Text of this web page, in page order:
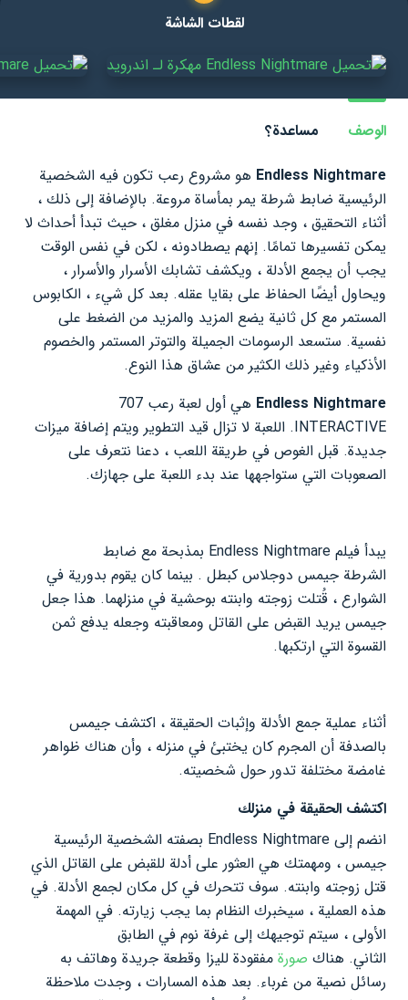
لقطات الشاشة
الوصف
مساعدة؟
Endless Nightmare هو مشروع رعب تكون فيه الشخصية
الرئيسية ضابط شرطة يمر بمأساة مروعة. بالإضافة إلى ذلك ،
أثناء التحقيق ، وجد نفسه في منزل مغلق ، حيث تبدأ أحداث لا
يمكن تفسيرها تمامًا. إنهم يصطادونه ، لكن في نفس الوقت
يجب أن يجمع الأدلة ، ويكشف تشابك الأسرار والأسرار ،
ويحاول أيضًا الحفاظ على بقايا عقله. بعد كل شيء ، الكابوس
المستمر مع كل ثانية يضع المزيد والمزيد من الضغط على
نفسية. ستسعد الرسومات الجميلة والتوتر المستمر والخصوم
الأذكياء وغير ذلك الكثير من عشاق هذا النوع.
Endless Nightmare
هي أول لعبة رعب 707
INTERACTIVE. اللعبة لا تزال قيد التطوير ويتم إضافة ميزات
جديدة. قبل الغوص في طريقة اللعب ، دعنا نتعرف على
الصعوبات التي ستواجهها عند بدء اللعبة على جهازك.
يبدأ فيلم Endless Nightmare بمذبحة مع ضابط
الشرطة جيمس دوجلاس كبطل . بينما كان يقوم بدورية في
الشوارع ، قُتلت زوجته وابنته بوحشية في منزلهما. هذا جعل
جيمس يريد القبض على القاتل ومعاقبته وجعله يدفع ثمن
القسوة التي ارتكبها.
أثناء عملية جمع الأدلة وإثبات الحقيقة ، اكتشف جيمس
بالصدفة أن المجرم كان يختبئ في منزله ، وأن هناك ظواهر
غامضة مختلفة تدور حول شخصيته.
اكتشف الحقيقة في منزلك
انضم إلى Endless Nightmare بصفته الشخصية الرئيسية
جيمس ، ومهمتك هي العثور على أدلة للقبض على القاتل الذي
قتل زوجته وابنته. سوف تتحرك في كل مكان لجمع الأدلة. في
هذه العملية ، سيخبرك النظام بما يجب زيارته. في المهمة
الأولى ، سيتم توجيهك إلى غرفة نوم في الطابق
الثاني. هناك صورة مفقودة لليزا وقطعة جريدة وهاتف به
رسائل نصية من غرباء. بعد هذه المسارات ، وجدت ملاحظة